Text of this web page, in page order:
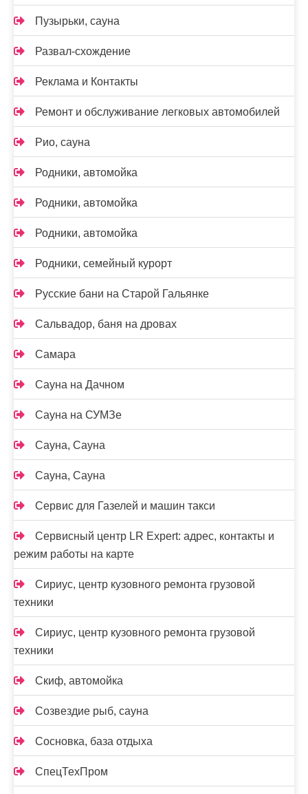
Пузырьки, сауна
Развал-схождение
Реклама и Контакты
Ремонт и обслуживание легковых автомобилей
Рио, сауна
Родники, автомойка
Родники, автомойка
Родники, автомойка
Родники, семейный курорт
Русские бани на Старой Гальянке
Сальвадор, баня на дровах
Самара
Сауна на Дачном
Сауна на СУМЗе
Сауна, Сауна
Сауна, Сауна
Сервис для Газелей и машин такси
Сервисный центр LR Expert: адрес, контакты и
режим работы на карте
Сириус, центр кузовного ремонта грузовой
техники
Сириус, центр кузовного ремонта грузовой
техники
Скиф, автомойка
Созвездие рыб, сауна
Сосновка, база отдыха
СпецТехПром